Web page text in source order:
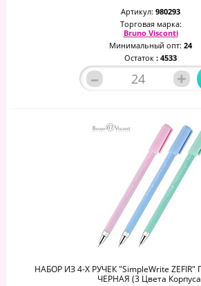
Артикул: 980293
Торговая марка:
Bruno Visconti
Минимальный опт: 24
Остаток : 4533
– +
НАБОР ИЗ 4-Х РУЧЕК "SimpleWrite
ЧЕРНАЯ (3 Цвета